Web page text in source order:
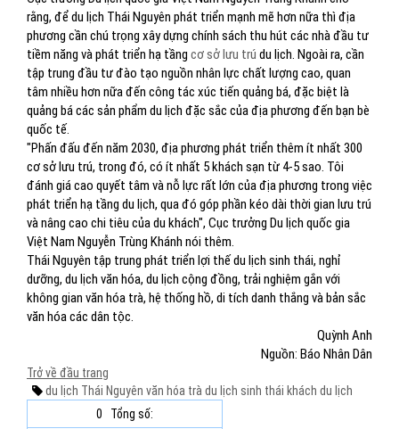
rằng, để du lịch Thái Nguyên phát triển mạnh mẽ hơn nữa thì địa
phương cần chú trọng xây dựng chính sách thu hút các nhà đầu tư
tiềm năng và phát triển hạ tầng cơ sở lưu trú du lịch. Ngoài ra, cần
tập trung đầu tư đào tạo nguồn nhân lực chất lượng cao, quan
tâm nhiều hơn nữa đến công tác xúc tiến quảng bá, đặc biệt là
quảng bá các sản phẩm du lịch đặc sắc của địa phương đến bạn bè
quốc tế.
"Phấn đấu đến năm 2030, địa phương phát triển thêm ít nhất 300
cơ sở lưu trú, trong đó, có ít nhất 5 khách sạn từ 4-5 sao. Tôi
đánh giá cao quyết tâm và nỗ lực rất lớn của địa phương trong việc
phát triển hạ tầng du lịch, qua đó góp phần kéo dài thời gian lưu trú
và nâng cao chi tiêu của du khách", Cục trưởng Du lịch quốc gia
Việt Nam Nguyễn Trùng Khánh nói thêm.
Thái Nguyên tập trung phát triển lợi thế du lịch sinh thái, nghỉ
dưỡng, du lịch văn hóa, du lịch cộng đồng, trải nghiệm gắn với
không gian văn hóa trà, hệ thống hồ, di tích danh thắng và bản sắc
văn hóa các dân tộc.
Quỳnh Anh
Nguồn: Báo Nhân Dân
Trở về đầu trang
du lịch Thái Nguyên văn hóa trà du lịch sinh thái khách du lịch
0
Tổng số: